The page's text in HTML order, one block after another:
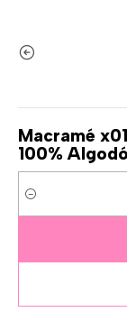
Macramé
100%
Cantidad